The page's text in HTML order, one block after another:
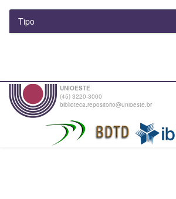
Tipo
UNIOESTE
(45) 3220-3000
biblioteca.repositorio@unioeste.br